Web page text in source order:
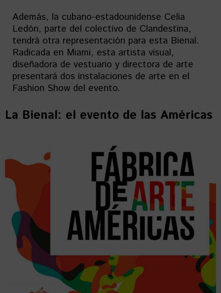
Además, la cubano-estadounidense Celia
Ledón, parte del colectivo de Clandestina,
tendrá otra representación para esta Bienal.
Radicada en Miami, esta artista visual,
diseñadora de vestuario y directora de arte
presentará dos instalaciones de arte en el
Fashion Show del evento.
La Bienal: el evento de las Américas